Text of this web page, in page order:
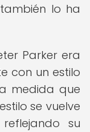
lo ha
Parker era
con un estilo
medida que
se vuelve
su